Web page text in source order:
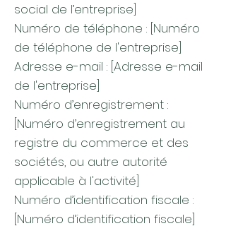
social de l’entreprise]
Numéro de téléphone : [Numéro
de téléphone de l'entreprise]
Adresse e-mail : [Adresse e-mail
de l'entreprise]
Numéro d’enregistrement :
[Numéro d’enregistrement au
registre du commerce et des
sociétés, ou autre autorité
applicable à l'activité]
Numéro d’identification fiscale :
[Numéro d’identification fiscale]